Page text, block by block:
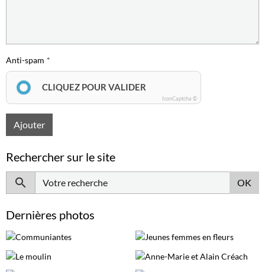
Anti-spam
CLIQUEZ POUR VALIDER
IconCaptcha ©
Ajouter
Rechercher sur le site
OK
Dernières photos